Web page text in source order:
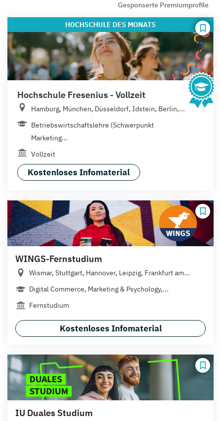
Gesponserte Premiumprofile
HOCHSCHULE DES MONATS
Hochschule Fresenius - Vollzeit
Hamburg, München, Düsseldorf, Idstein, Berlin,...
Betriebswirtschaftslehre (Schwerpunkt
Marketing...
Vollzeit
Kostenloses Infomaterial
WINGS-Fernstudium
Wismar, Stuttgart, Hannover, Leipzig, Frankfurt am...
Digital Commerce, Marketing & Psychology,...
Fernstudium
Kostenloses Infomaterial
IU Duales Studium